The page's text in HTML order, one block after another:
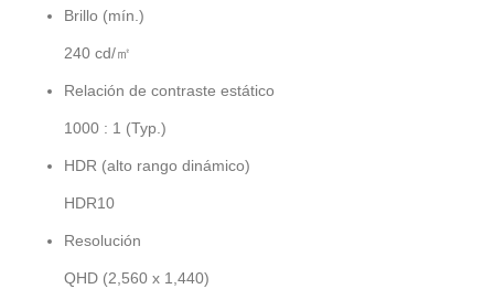
Brillo (mín.)
240 cd/㎡
Relación de contraste estático
1000 : 1 (Typ.)
HDR (alto rango dinámico)
HDR10
Resolución
QHD (2,560 x 1,440)